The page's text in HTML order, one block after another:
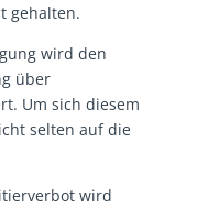
gehalten.
wird den
über
Um sich diesem
selten auf die
wird